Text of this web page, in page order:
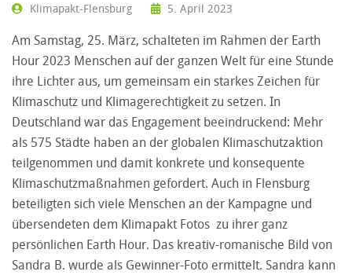
Klimapakt-Flensburg 5. April 2023
Am Samstag, 25. März, schalteten im Rahmen der Earth
Hour 2023 Menschen auf der ganzen Welt für eine Stunde
ihre Lichter aus, um gemeinsam ein starkes Zeichen für
Klimaschutz und Klimagerechtigkeit zu setzen. In
Deutschland war das Engagement beeindruckend: Mehr
als 575 Städte haben an der globalen Klimaschutzaktion
teilgenommen und damit konkrete und konsequente
Klimaschutzmaßnahmen gefordert. Auch in Flensburg
beteiligten sich viele Menschen an der Kampagne und
übersendeten dem Klimapakt Fotos zu ihrer ganz
persönlichen Earth Hour. Das kreativ-romanische Bild von
Sandra B. wurde als Gewinner-Foto ermittelt. Sandra kann